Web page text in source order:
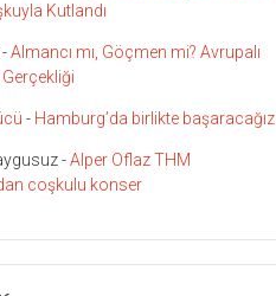
Kutlandı
-Almancı mı, Göçmen mi? Avrupalı
- Hamburg’da birlikte başaracağız
-Alper Oflaz THM
coşkulu konser